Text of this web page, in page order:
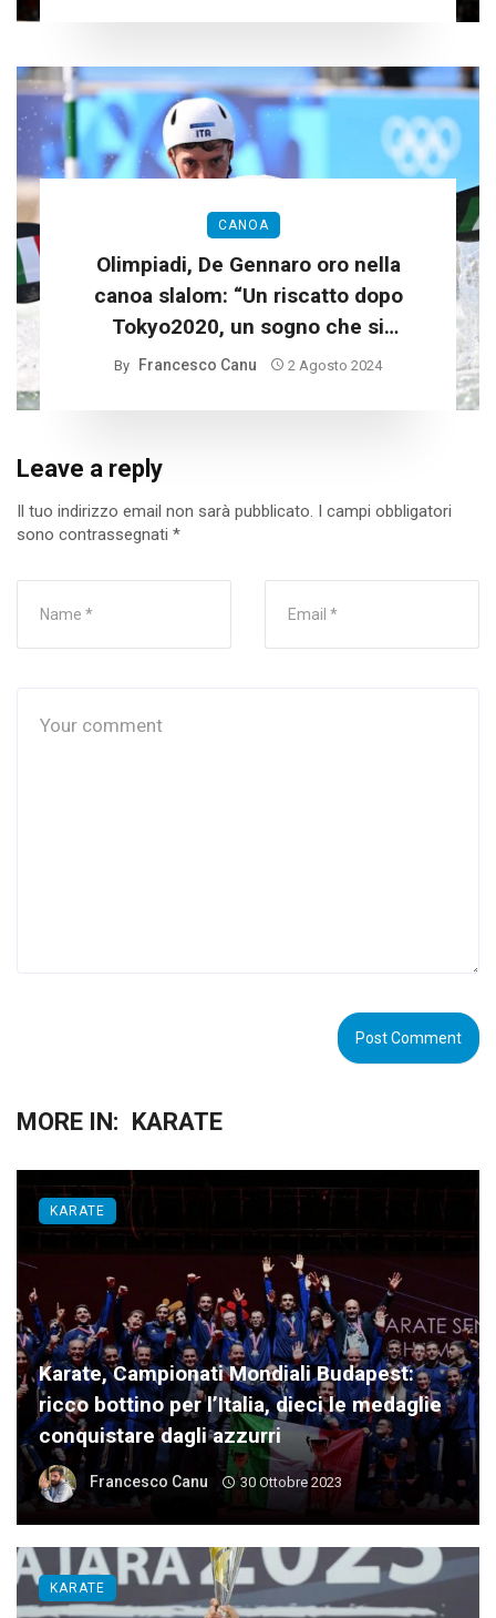
CANOA
Olimpiadi, De Gennaro oro nella
canoa slalom: “Un riscatto dopo
Tokyo2020, un sogno che si
realizza”
By Francesco Canu 2 Agosto 2024
Leave a reply
Il tuo indirizzo email non sarà pubblicato. I campi obbligatori
sono contrassegnati *
MORE IN: KARATE
Karate, Campionati Mondiali Budapest:
ricco bottino per l’Italia, dieci le medaglie
conquistare dagli azzurri
Francesco Canu 30 Ottobre 2023
KARATE
KARATE